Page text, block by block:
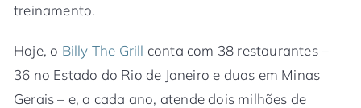
treinamento.
Hoje, o Billy The Grill conta com 38 restaurantes –
36 no Estado do Rio de Janeiro e duas em Minas
Gerais – e, a cada ano, atende dois milhões de